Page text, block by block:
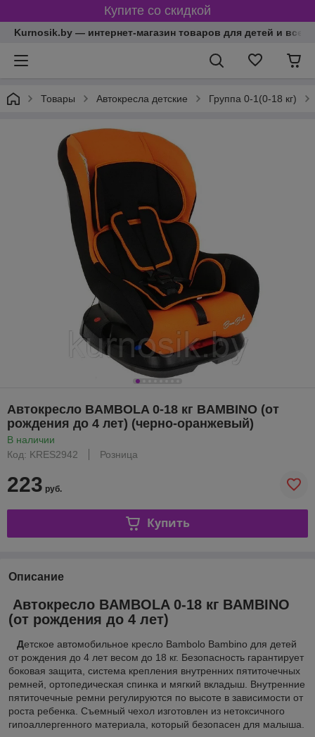
Купите со скидкой
Kurnosik.by — интернет-магазин товаров для детей и всей
Товары Автокресла детские Группа 0-1(0-18 кг)
Автокресло BAMBOLA 0-18 кг BAMBINO (от
рождения до 4 лет) (черно-оранжевый)
В наличии
Код: KRES2942
Розница
223 руб.
Купить
Описание
Автокресло BAMBOLA 0-18 кг BAMBINO
(от рождения до 4 лет)
Детское автомобильное кресло Bambolo Bambino для детей
от рождения до 4 лет весом до 18 кг. Безопасность гарантирует
боковая защита, система крепления внутренних пятиточечных
ремней, ортопедическая спинка и мягкий вкладыш. Внутренние
пятиточечные ремни регулируются по высоте в зависимости от
роста ребенка. Съемный чехол изготовлен из нетоксичного
гипоаллергенного материала, который безопасен для малыша.